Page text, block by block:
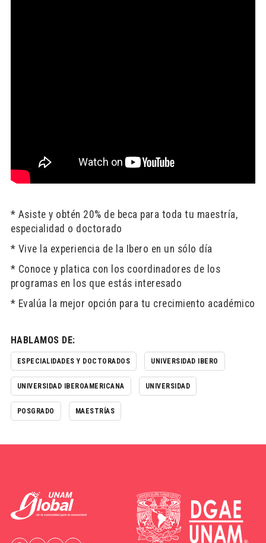
* Asiste y obtén 20% de beca para toda tu maestría,
especialidad o doctorado
* Vive la experiencia de la Ibero en un sólo día
* Conoce y platica con los coordinadores de los
programas en los que estás interesado
* Evalúa la mejor opción para tu crecimiento académico
HABLAMOS DE:
ESPECIALIDADES Y DOCTORADOS UNIVERSIDAD IBERO
UNIVERSIDAD IBEROAMERICANA UNIVERSIDAD
POSGRADO MAESTRÍAS